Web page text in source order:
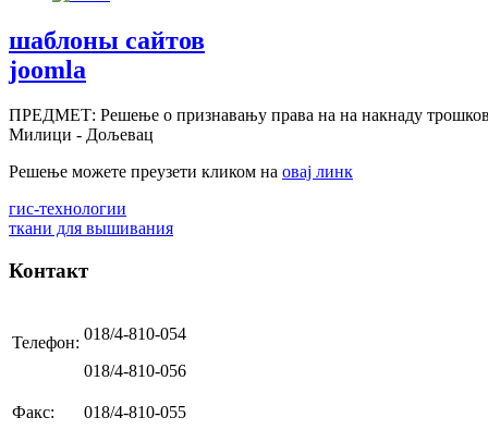
шаблоны сайтов
joomla
ПРЕДМЕТ: Решење о признавању права на на накнаду
Милици - Дољевац
Решење можете преузети кликом на овај линк
гис-технологии
ткани для вышивания
Контакт
Телефон: 018/4-810-054
018/4-810-056
Факс: 018/4-810-055